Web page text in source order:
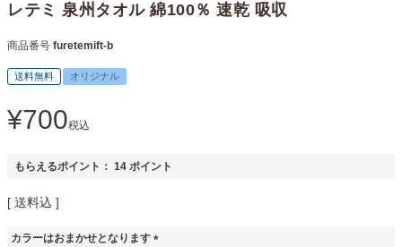
レテミ 泉州タオル 綿100％ 速乾 吸収
商品番号 furetemift-b
送料無料 オリジナル
¥700税込
もらえるポイント： 14 ポイント
送料込
カラーはおまかせとなります